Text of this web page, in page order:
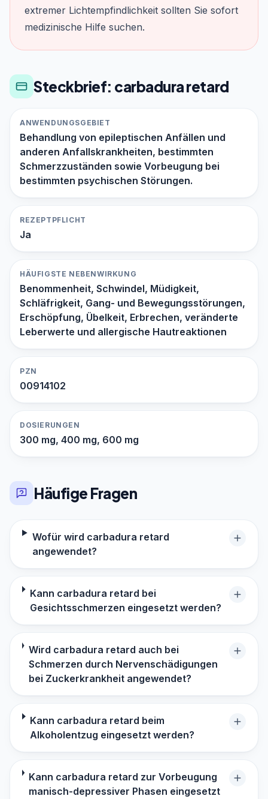
extremer Lichtempfindlichkeit sollten Sie sofort
medizinische Hilfe suchen.
Steckbrief: carbadura retard
ANWENDUNGSGEBIET
Behandlung von epileptischen Anfällen und
anderen Anfallskrankheiten, bestimmten
Schmerzzuständen sowie Vorbeugung bei
bestimmten psychischen Störungen.
REZEPTPFLICHT
Ja
HÄUFIGSTE NEBENWIRKUNG
Benommenheit, Schwindel, Müdigkeit,
Schläfrigkeit, Gang- und Bewegungsstörungen,
Erschöpfung, Übelkeit, Erbrechen, veränderte
Leberwerte und allergische Hautreaktionen
PZN
00914102
DOSIERUNGEN
300 mg, 400 mg, 600 mg
Häufige Fragen
Wofür wird carbadura retard
angewendet?
Kann carbadura retard bei
Gesichtsschmerzen eingesetzt werden?
Wird carbadura retard auch bei
Schmerzen durch Nervenschädigungen
bei Zuckerkrankheit angewendet?
Kann carbadura retard beim
Alkoholentzug eingesetzt werden?
Kann carbadura retard zur Vorbeugung
manisch-depressiver Phasen eingesetzt